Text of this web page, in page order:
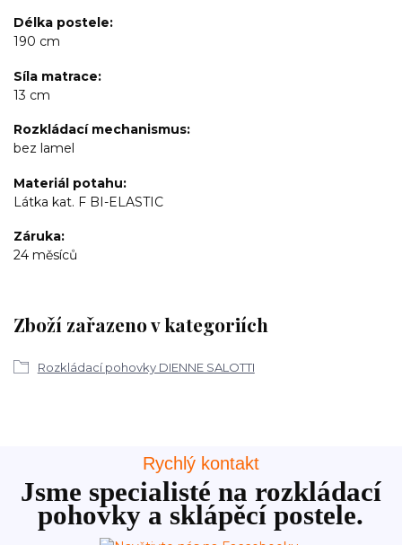
Délka postele
190 cm
Síla matrace
13 cm
Rozkládací mechanismus
bez lamel
Materiál potahu
Látka kat. F BI-ELASTIC
Záruka
24 měsíců
Zboží zařazeno v kategoriích
Rozkládací pohovky DIENNE SALOTTI
Rychlý kontakt
Jsme specialisté na rozkládací
pohovky a sklápěcí postele.